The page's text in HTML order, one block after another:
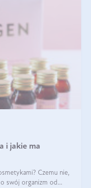
i jakie ma
Czemu nie,
swój organizm od